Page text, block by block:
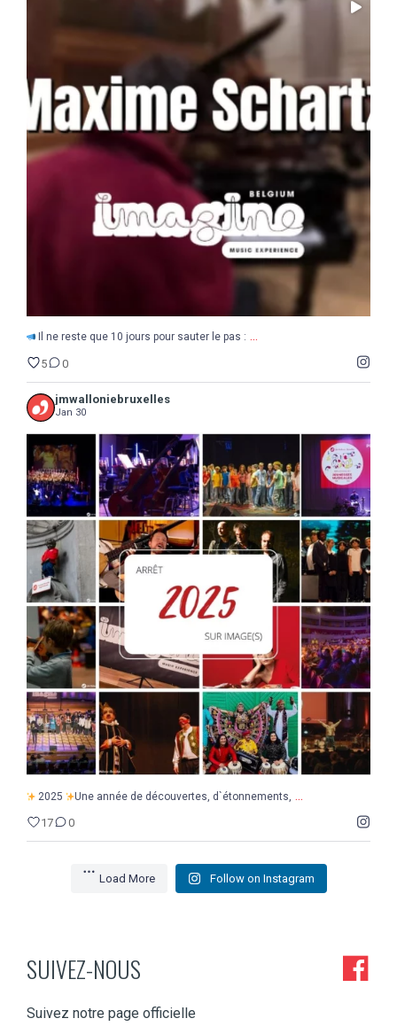
Il ne reste que 10 jours pour sauter le pas :
5
Il ne reste que 10 jours pour sauter le pas : ...
5 0
jmwalloniebruxelles
Jan 30
2025 Une année de découvertes, d`étonnements, ...
2025 Une année de découvertes, d`étonnements, ...
17 0
Load More Follow on Instagram
SUIVEZ-NOUS
Suivez notre page officielle